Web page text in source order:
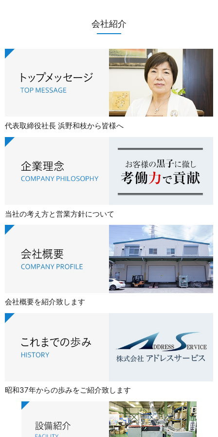
会社紹介
代表取締役社長 浜野和枝から皆様へ
当社の考え方と営業方針について
会社概要を紹介致します
昭和37年からの歩みをご紹介致します